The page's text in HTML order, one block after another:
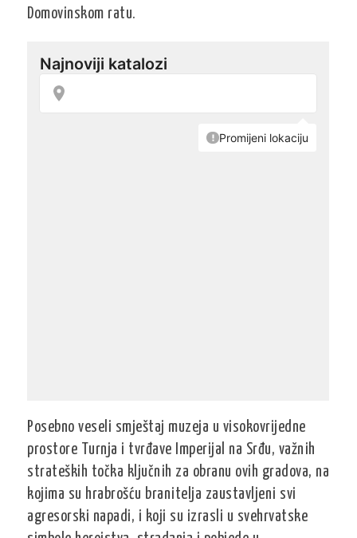
Domovinskom ratu.
Posebno veseli smještaj muzeja u visokovrijedne
prostore Turnja i tvrđave Imperijal na Srđu, važnih
strateških točka ključnih za obranu ovih gradova, na
kojima su hrabrošću branitelja zaustavljeni svi
agresorski napadi, i koji su izrasli u svehrvatske